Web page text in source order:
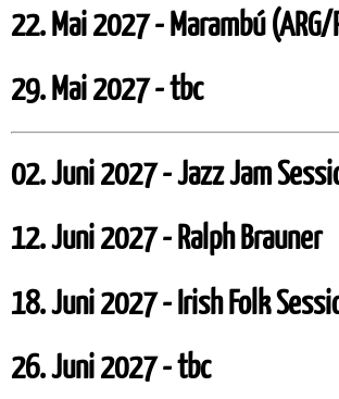
22. Mai 2027 - Marambú (ARG/
29. Mai 2027 - tbc
02. Juni 2027 - Jazz Jam
12. Juni 2027 - Ralph Brauner
18. Juni 2027 - Irish Folk
26. Juni 2027 - tbc